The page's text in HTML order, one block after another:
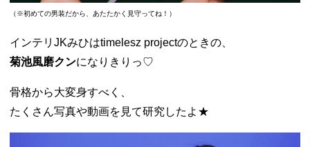
（※初めての男装だから、あたたかく見守ってね！）
インテリJKみひはtimelesz projectのときの、
菊池風磨クンになりきりっ♡
骨格から大変身すべく、
たくさん写真や動画を見て研究したよ★